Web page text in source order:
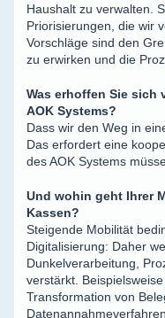
Haushalt zu verwalten.
Priorisierungen, die wir
Vorschläge sind den
zu erwirken und die
Was erhoffen Sie sich
AOK Systems?
Dass wir den Weg in
Das erfordert eine
des AOK Systems
Und wohin geht Ihrer
Kassen?
Steigende Mobilität
Digitalisierung: Daher
Dunkelverarbeitung,
verstärkt.
Transformation von